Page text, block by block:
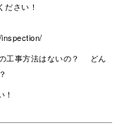
さい！
工事方法はないの？ どん